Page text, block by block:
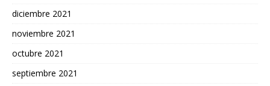
diciembre 2021
noviembre 2021
octubre 2021
septiembre 2021